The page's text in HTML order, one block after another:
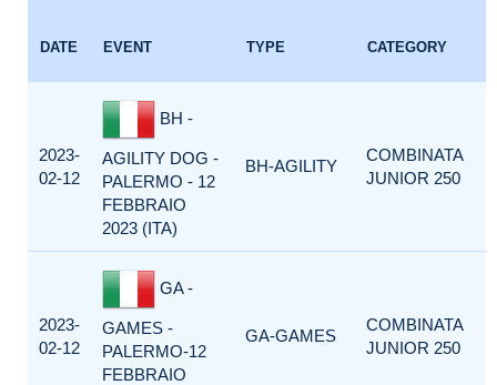
DATE EVENT TYPE CATEGORY
2023-
02-12
BH -
AGILITY DOG -
PALERMO - 12
FEBBRAIO
2023 (ITA)
BH-AGILITY
COMBINATA
JUNIOR 250
2023-
02-12
GA -
GAMES -
PALERMO-12
FEBBRAIO
GA-GAMES
COMBINATA
JUNIOR 250